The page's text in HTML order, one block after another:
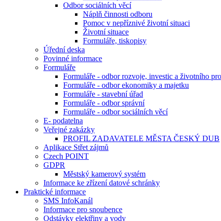
Odbor sociálních věcí
Náplň činnosti odboru
Pomoc v nepříznivé životní situaci
Životní situace
Formuláře, tiskopisy
Úřední deska
Povinné informace
Formuláře
Formuláře - odbor rozvoje, investic a životního
Formuláře - odbor ekonomiky a majetku
Formuláře - stavební úřad
Formuláře - odbor správní
Formuláře - odbor sociálních věcí
E- podatelna
Veřejné zakázky
PROFIL ZADAVATELE MĚSTA ČESKÝ DUB
Aplikace Střet zájmů
Czech POINT
GDPR
Městský kamerový systém
Informace ke zřízení datové schránky
Praktické informace
SMS InfoKanál
Informace pro snoubence
Odstávky elektřiny a vody